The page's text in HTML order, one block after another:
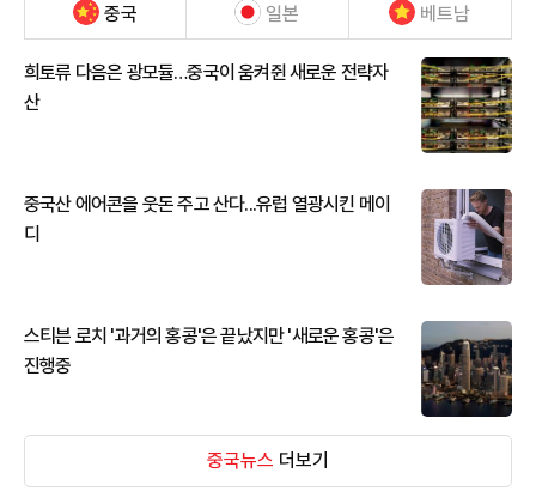
중국 일본 베트남
희토류 다음은 광모듈…중국이 움켜쥔 새로운 전략자
산
중국산 에어콘을 웃돈 주고 산다...유럽 열광시킨 메이
디
스티븐 로치 '과거의 홍콩'은 끝났지만 '새로운 홍콩'은
진행중
중국뉴스 더보기